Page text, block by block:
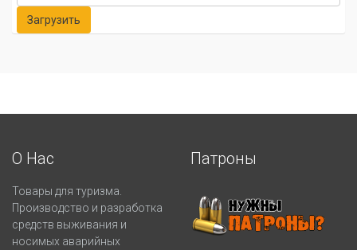
О Нас
Товары для туризма.
Производство и разработка
средств выживания и
носимых аварийных
Патроны